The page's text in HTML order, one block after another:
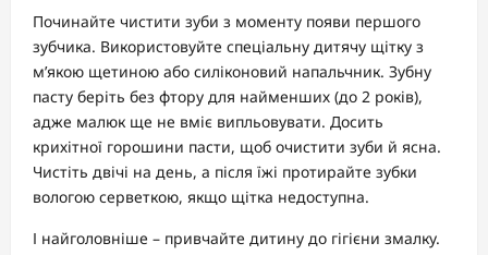
Починайте чистити зуби з моменту появи першого
зубчика. Використовуйте спеціальну дитячу щітку з
м’якою щетиною або силіконовий напальчник. Зубну
пасту беріть без фтору для найменших (до 2 років),
адже малюк ще не вміє випльовувати. Досить
крихітної горошини пасти, щоб очистити зуби й ясна.
Чистіть двічі на день, а після їжі протирайте зубки
вологою серветкою, якщо щітка недоступна.
І найголовніше – привчайте дитину до гігієни змалку.